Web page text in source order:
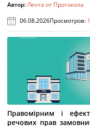
Автор:Лента от Протокола
06.08.2026Просмотров:
Правомірним і
речових прав